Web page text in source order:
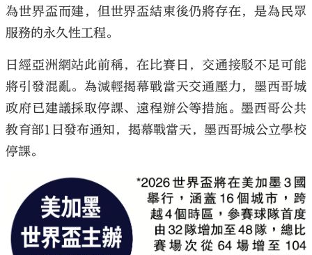
為世界盃而建，但世界盃結束後仍將存在，是為民眾
服務的永久性工程。
日經亞洲網站此前稱，在比賽日，交通接駁不足可能
將引發混亂。為減輕揭幕戰當天交通壓力，墨西哥城
政府已建議採取停課、遠程辦公等措施。墨西哥公共
教育部1日發布通知，揭幕戰當天，墨西哥城公立學校
停課。